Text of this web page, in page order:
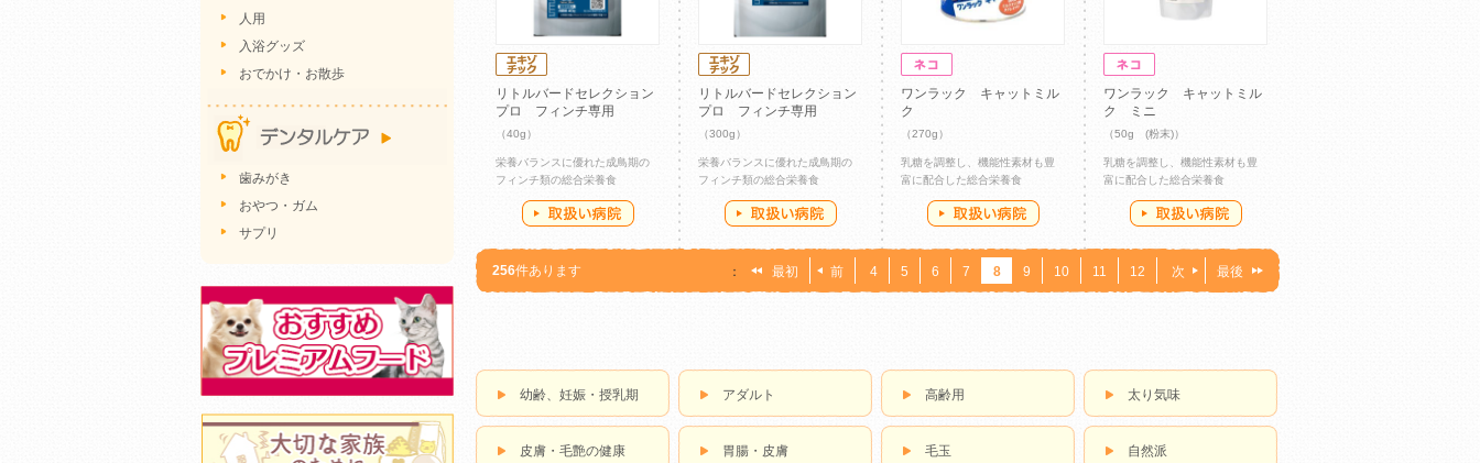
リトルバードセレクション
プロ フィンチ専用
（40g）
栄養バランスに優れた成鳥期の
フィンチ類の総合栄養食
リトルバードセレクション
プロ フィンチ専用
（300g）
栄養バランスに優れた成鳥期の
フィンチ類の総合栄養食
ワンラック キャットミル
ク
（270g）
乳糖を調整し、機能性素材も豊
富に配合した総合栄養食
ワンラック キャットミル
ク ミニ
（50g (粉末)）
乳糖を調整し、機能性素材も豊
富に配合した総合栄養食
256件あります ： 最初 前 4 5 6 7 8 9 10 11 12 次 最後
幼齢、妊娠・授乳期 アダルト 高齢用 太り気味
皮膚・毛艶の健康 胃腸・皮膚 毛玉 自然派
人用
入浴グッズ
おでかけ・お散歩
歯みがき
おやつ・ガム
サプリ